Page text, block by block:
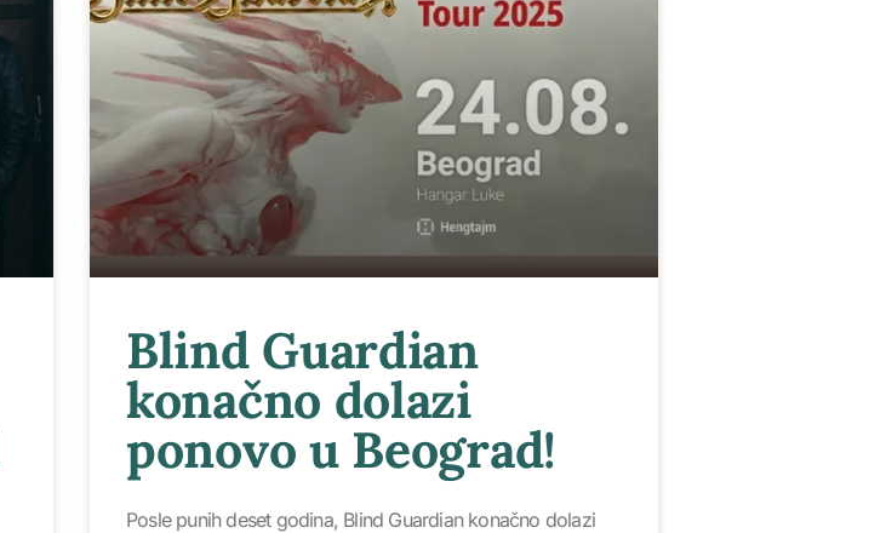
Blind Guardian
konačno dolazi
ponovo u Beograd!
Posle punih deset godina, Blind Guardian konačno dolazi